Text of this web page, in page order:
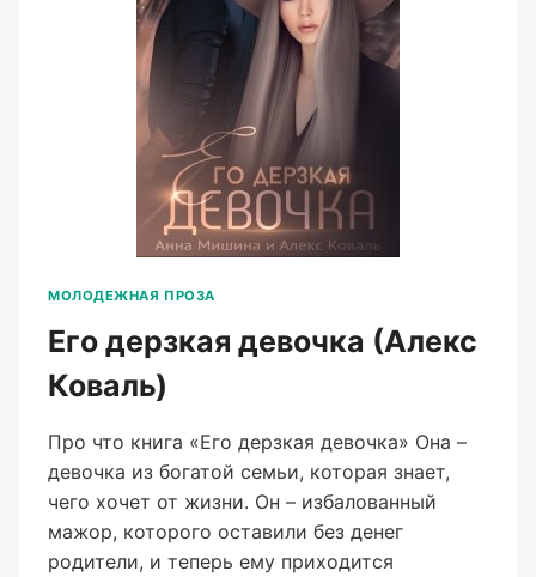
МОЛОДЕЖНАЯ ПРОЗА
Его дерзкая девочка (Алекс
Коваль)
Про что книга «Его дерзкая девочка» Она –
девочка из богатой семьи, которая знает,
чего хочет от жизни. Он – избалованный
мажор, которого оставили без денег
родители, и теперь ему приходится